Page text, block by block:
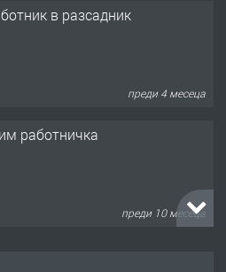
в разсадник
преди 4 месеца
работничка
преди 10 месеца